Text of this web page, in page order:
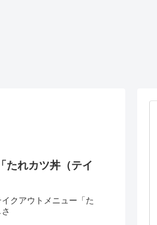
れカツ丼（テイ
クアウトメニュー「た